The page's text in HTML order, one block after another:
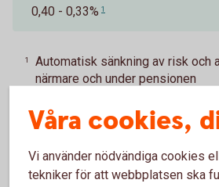
0,40 - 0,33% 1
1
Automatisk sänkning av risk och
närmare och under pensionen
PA 16 – tjänstepension för statligt
Våra cookies,
Vi använder nödvändiga cookies
tekniker för att webbplatsen ska